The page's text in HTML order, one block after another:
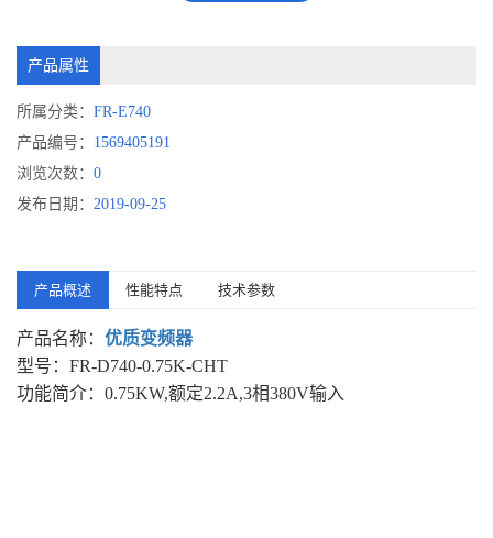
产品属性
所属分类： FR-E740
产品编号： 1569405191
浏览次数： 0
发布日期： 2019-09-25
产品概述 性能特点 技术参数
产品名称： 优质变频器
型号：FR-D740-0.75K-CHT
功能简介：0.75KW,额定2.2A,3相380V输入